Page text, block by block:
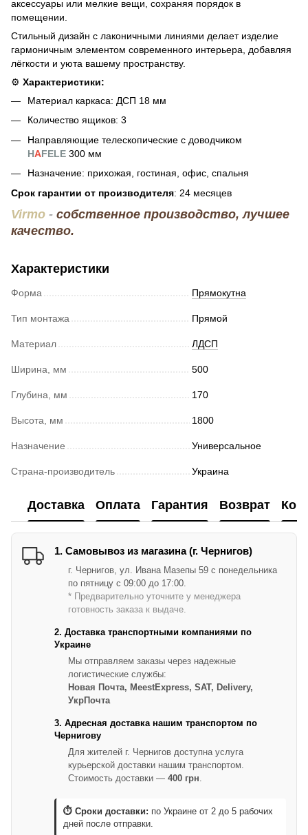
аксессуары или мелкие вещи, сохраняя порядок в
помещении.
Стильный дизайн с лаконичными линиями делает изделие
гармоничным элементом современного интерьера, добавляя
лёгкости и уюта вашему пространству.
⚙️ Характеристики:
Материал каркаса: ДСП 18 мм
Количество ящиков: 3
Направляющие телескопические с доводчиком
HAFELE 300 мм
Назначение: прихожая, гостиная, офис, спальня
Срок гарантии от производителя: 24 месяцев
Virmo - собственное производство, лучшее
качество.
Характеристики
Форма Прямокутна
Тип монтажа Прямой
Материал ЛДСП
Ширина, мм 500
Глубина, мм 170
Высота, мм 1800
Назначение Универсальное
Страна-производитель Украина
Доставка Оплата Гарантия Возврат
1. Самовывоз из магазина (г. Чернигов)
г. Чернигов, ул. Ивана Мазепы 59 с понедельника
по пятницу с 09:00 до 17:00.
* Предварительно уточните у менеджера
готовность заказа к выдаче.
2. Доставка транспортными компаниями по
Украине
Мы отправляем заказы через надежные
логистические службы:
Новая Почта, MeestExpress, SAT, Delivery,
УкрПочта
3. Адресная доставка нашим транспортом по
Чернигову
Для жителей г. Чернигов доступна услуга
курьерской доставки нашим транспортом.
Стоимость доставки — 400 грн.
⏱ Сроки доставки: по Украине от 2 до 5 рабочих
дней после отправки.